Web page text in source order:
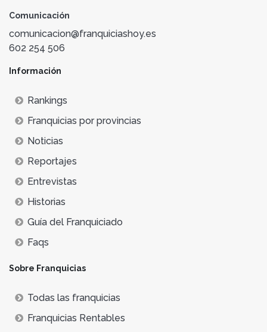
Comunicación
comunicacion@franquiciashoy.es
602 254 506
Información
Rankings
Franquicias por provincias
Noticias
Reportajes
Entrevistas
Historias
Guía del Franquiciado
Faqs
Sobre Franquicias
Todas las franquicias
Franquicias Rentables